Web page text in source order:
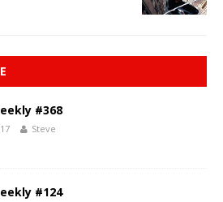
#368
Steve
#124